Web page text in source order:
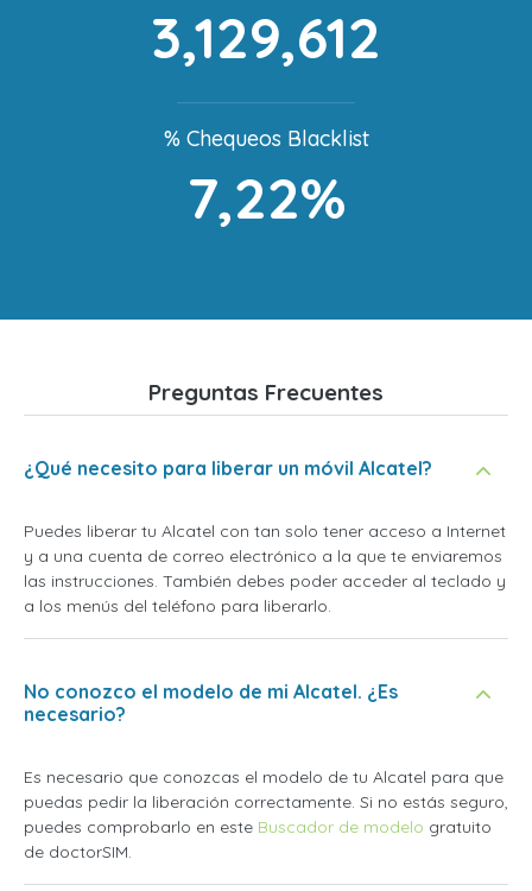
3,129,612
% Chequeos Blacklist
7,22%
Preguntas Frecuentes
¿Qué necesito para liberar un móvil Alcatel?
Puedes liberar tu Alcatel con tan solo tener acceso a Internet
y a una cuenta de correo electrónico a la que te enviaremos
las instrucciones. También debes poder acceder al teclado y
a los menús del teléfono para liberarlo.
No conozco el modelo de mi Alcatel. ¿Es
necesario?
Es necesario que conozcas el modelo de tu Alcatel para que
puedas pedir la liberación correctamente. Si no estás seguro,
puedes comprobarlo en este Buscador de modelo gratuito
de doctorSIM.